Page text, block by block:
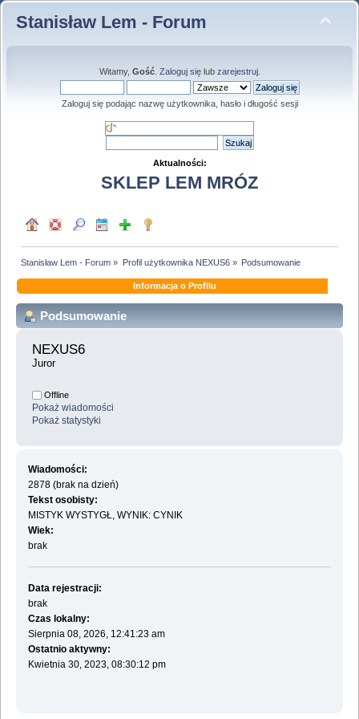
Stanisław Lem - Forum
Witamy, Gość. Zaloguj sięlub zarejestruj.
Zaloguj się podając nazwę użytkownika, hasło i długość sesji
Aktualności:
SKLEP LEM MRÓZ
Stanisław Lem - Forum » Profil użytkownika NEXUS6» Podsumowanie
Informacja o Profilu
Podsumowanie
NEXUS6
Juror
Offline
Pokaż wiadomości
Pokaż statystyki
Wiadomości:
2878 (brak na dzień)
Tekst osobisty:
MISTYK WYSTYGŁ, WYNIK: CYNIK
Wiek:
brak
Data rejestracji:
brak
Czas lokalny:
Sierpnia 08, 2026, 12:41:23 am
Ostatnio aktywny:
Kwietnia 30, 2023, 08:30:12 pm